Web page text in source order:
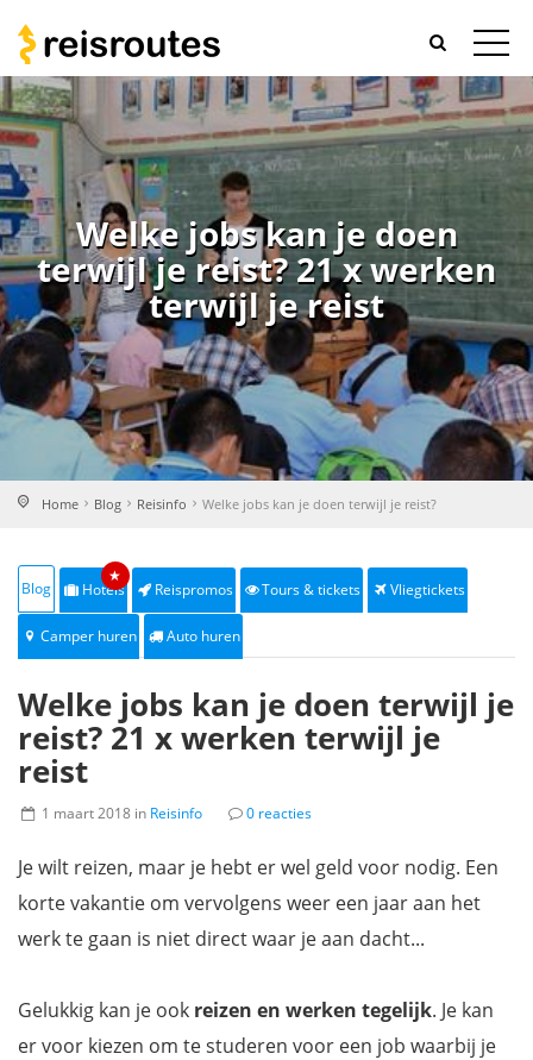
Welke jobs kan je doen
terwijl je reist? 21 x werken
terwijl je reist
Home Blog Reisinfo Welke jobs kan je doen terwijl je reist?
Blog Hotels
★
Reispromos Tours & tickets Vliegtickets
Camper huren Auto huren
Welke jobs kan je doen terwijl je
reist? 21 x werken terwijl je
reist
1 maart 2018 in Reisinfo 0 reacties
Je wilt reizen, maar je hebt er wel geld voor nodig. Een
korte vakantie om vervolgens weer een jaar aan het
werk te gaan is niet direct waar je aan dacht...
Gelukkig kan je ook reizen en werken tegelijk. Je kan
er voor kiezen om te studeren voor een job waarbij je